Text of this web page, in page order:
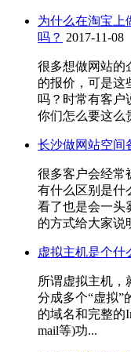
为什么在淘宝上
吗？ 2017-11-08
很多想做网站的
的报价，可是这
吗？时常有客户
你们怎么要这么
长沙做网站空间
很多客户会经常
有什么区别是什
看了也是会一头
的方式给大家说
虚拟主机是个什
所谓虚拟主机，
分成多个“虚拟”
的域名和完整的
mail等)功...